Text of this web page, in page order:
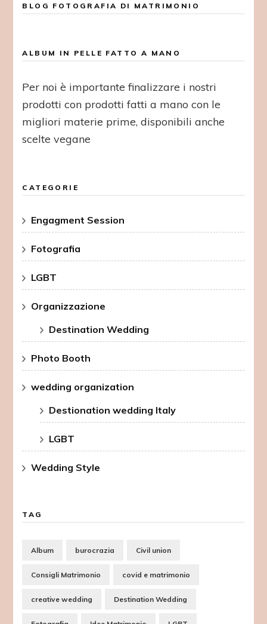
BLOG FOTOGRAFIA DI MATRIMONIO
ALBUM IN PELLE FATTO A MANO
Per noi è importante finalizzare i nostri
prodotti con prodotti fatti a mano con le
migliori materie prime, disponibili anche
scelte vegane
CATEGORIE
Engagment Session
Fotografia
LGBT
Organizzazione
Destination Wedding
Photo Booth
wedding organization
Destionation wedding Italy
LGBT
Wedding Style
TAG
Album burocrazia Civil union
Consigli Matrimonio covid e matrimonio
creative wedding Destination Wedding